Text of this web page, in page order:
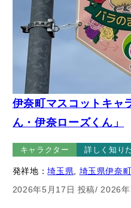
伊奈町マスコットキャ
ん・伊奈ローズくん」
キャラクター 詳しく知り
発祥地：埼玉県, 埼玉県伊奈町
2026年5月17日 投稿/ 2026